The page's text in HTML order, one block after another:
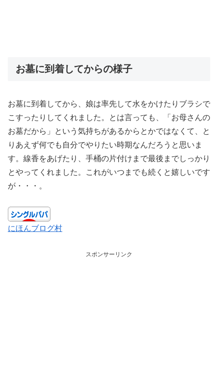
お墓に到着してからの様子
お墓に到着してから、娘は率先して水をかけたりブラシで
こすったりしてくれました。とは言っても、「お母さんの
お墓だから」という気持ちがあるからとかではなくて、と
りあえず何でも自分でやりたい時期なんだろうと思いま
す。線香をあげたり、手桶の片付けまで最後までしっかり
とやってくれました。これがいつまでも続くと嬉しいです
が・・・。
にほんブログ村
スポンサーリンク